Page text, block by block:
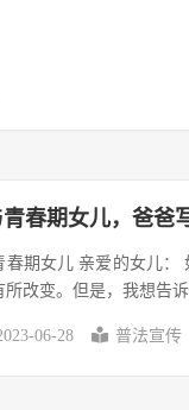
春期女儿，爸爸
春期女儿 亲爱的女儿：
所改变。但是，我想告
06-28 普法宣传